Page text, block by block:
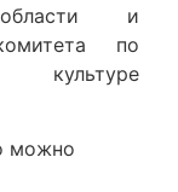
и
по
культуре
можно